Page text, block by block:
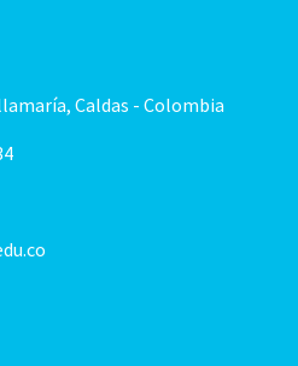
Caldas - Colombia